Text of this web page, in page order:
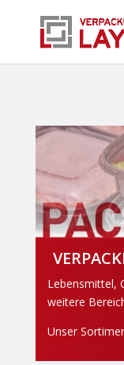
Lebensmittel,
weitere
Unser